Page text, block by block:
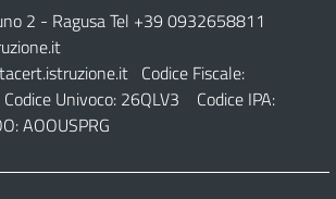
2 - Ragusa Tel +39 0932658811
Codice Fiscale:
Univoco: 26QLV3 Codice IPA:
AOOUSPRG